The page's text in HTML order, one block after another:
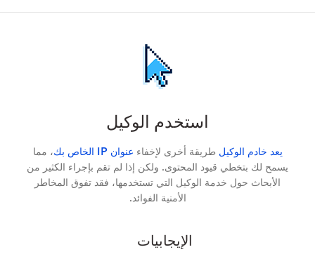
استخدم الوكيل
يعد خادم الوكيل طريقة أخرى لإخفاء عنوان IP الخاص بك
، مما
يسمح لك بتخطي قيود المحتوى. ولكن إذا لم تقم بإجراء الكثير من
الأبحاث حول خدمة الوكيل التي تستخدمها، فقد تفوق المخاطر
الأمنية الفوائد.
الإيجابيات